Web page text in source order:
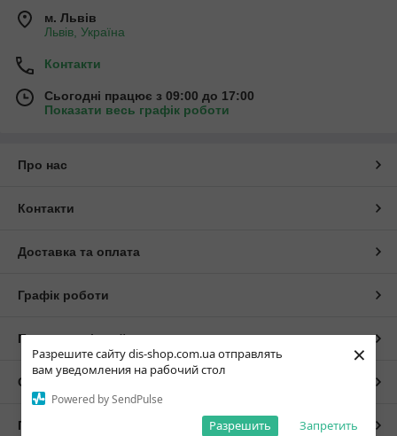
Разрешите сайту dis-shop.com.ua отправлять
вам уведомления на рабочий стол
Powered by SendPulse
Запретить
Разрешить
×
м. Львів
Львів, Україна
Контакти
Сьогодні працює з 09:00 до 17:00
Показати весь графік роботи
Про нас
Контакти
Доставка та оплата
Графік роботи
Повна версія сайту
Сайт створено на маркетплейсі
Політика конфіденційності